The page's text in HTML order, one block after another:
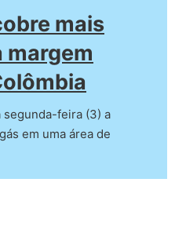
mais
margem
segunda-feira (3) a
em uma área de